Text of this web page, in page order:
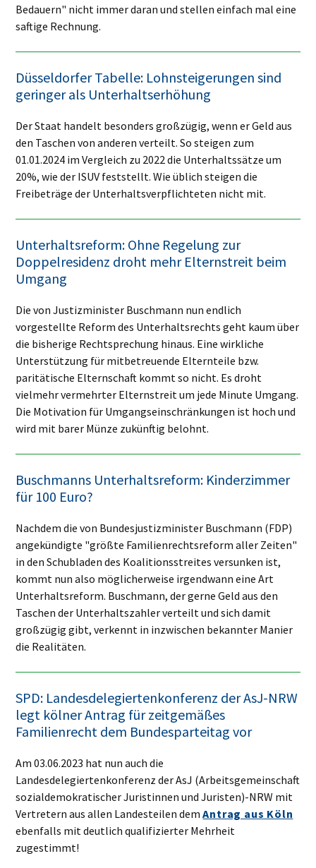
Bedauern" nicht immer daran und stellen einfach mal eine
saftige Rechnung.
Düsseldorfer Tabelle: Lohnsteigerungen sind
geringer als Unterhaltserhöhung
Der Staat handelt besonders großzügig, wenn er Geld aus
den Taschen von anderen verteilt. So steigen zum
01.01.2024 im Vergleich zu 2022 die Unterhaltssätze um
20%, wie der ISUV feststellt. Wie üblich steigen die
Freibeträge der Unterhaltsverpflichteten nicht mit.
Unterhaltsreform: Ohne Regelung zur
Doppelresidenz droht mehr Elternstreit beim
Umgang
Die von Justizminister Buschmann nun endlich
vorgestellte Reform des Unterhaltsrechts geht kaum über
die bisherige Rechtsprechung hinaus. Eine wirkliche
Unterstützung für mitbetreuende Elternteile bzw.
paritätische Elternschaft kommt so nicht. Es droht
vielmehr vermehrter Elternstreit um jede Minute Umgang.
Die Motivation für Umgangseinschränkungen ist hoch und
wird mit barer Münze zukünftig belohnt.
Buschmanns Unterhaltsreform: Kinderzimmer
für 100 Euro?
Nachdem die von Bundesjustizminister Buschmann (FDP)
angekündigte "größte Familienrechtsreform aller Zeiten"
in den Schubladen des Koalitionsstreites versunken ist,
kommt nun also möglicherweise irgendwann eine Art
Unterhaltsreform. Buschmann, der gerne Geld aus den
Taschen der Unterhaltszahler verteilt und sich damit
großzügig gibt, verkennt in inzwischen bekannter Manier
die Realitäten.
SPD: Landesdelegiertenkonferenz der AsJ-NRW
legt kölner Antrag für zeitgemäßes
Familienrecht dem Bundesparteitag vor
Am 03.06.2023 hat nun auch die
Landesdelegiertenkonferenz der AsJ (Arbeitsgemeinschaft
sozialdemokratischer Juristinnen und Juristen)-NRW mit
Vertretern aus allen Landesteilen demAntrag aus Köln
ebenfalls mit deutlich qualifizierter Mehrheit
zugestimmt!